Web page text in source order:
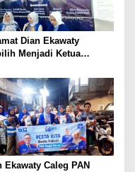
Dian Ekawaty
Menjadi Ketua
Ekawaty Caleg PAN